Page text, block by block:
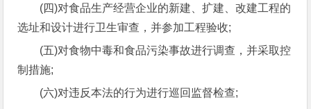
(四)对食品生产经营企业的新建、扩建、改建工程的
选址和设计进行卫生审查，并参加工程验收;
(五)对食物中毒和食品污染事故进行调查，并采取控
制措施;
(六)对违反本法的行为进行巡回监督检查;